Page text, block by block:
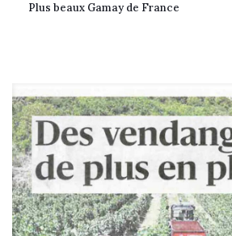
Plus beaux Gamay de France